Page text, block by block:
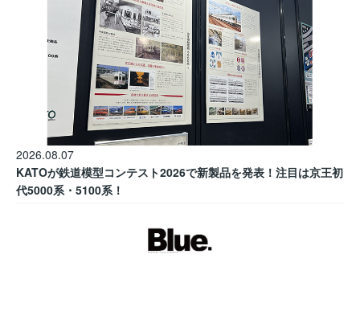
2026.08.07
KATOが鉄道模型コンテスト2026で新製品を発表！注目は京王初
代5000系・5100系！